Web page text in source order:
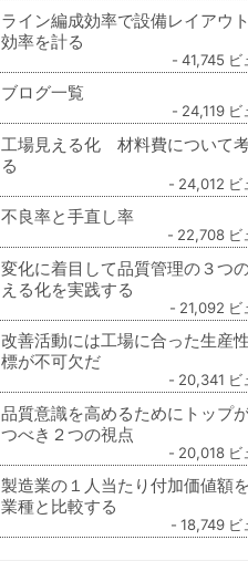
ライン編成効率で設備レイアウ
効率を計る
- 41,745 ビ
ブログ一覧
- 24,119 ビ
工場見える化 材料費について
る
- 24,012 ビ
不良率と手直し率
- 22,708 ビ
変化に着目して品質管理の３つ
える化を実践する
- 21,092 ビ
改善活動には工場に合った生産
標が不可欠だ
- 20,341 ビ
品質意識を高めるためにトップ
つべき２つの視点
- 20,018 ビ
製造業の１人当たり付加価値額
業種と比較する
- 18,749 ビ